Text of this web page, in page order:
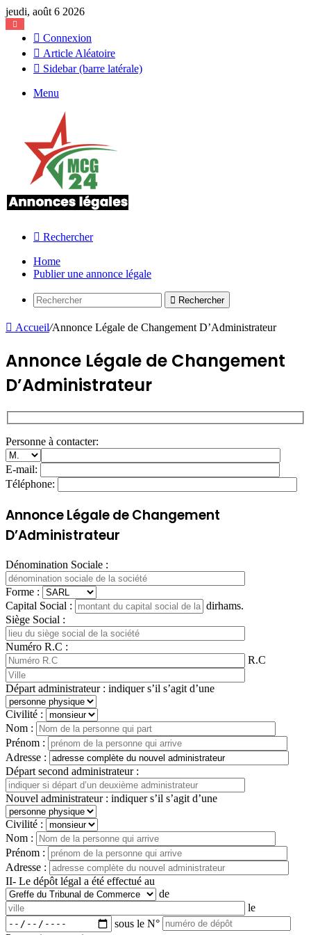
jeudi, août 6 2026
Connexion
Article Aléatoire
Sidebar (barre latérale)
Menu
Rechercher
Home
Publier une annonce légale
Rechercher
Accueil/Annonce Légale de Changement D’Administrateur
Annonce Légale de Changement
D’Administrateur
Personne à contacter:
E-mail:
Téléphone:
Annonce Légale de Changement
D’Administrateur
Dénomination Sociale :
Forme :
Capital Social :
dirhams.
Siège Social :
Numéro R.C :
R.C
Départ administrateur : indiquer s’il s’agit d’une
Civilité :
Nom :
Prénom :
Adresse :
Départ second administrateur :
Nouvel administrateur : indiquer s’il s’agit d’une
Civilité :
Nom :
Prénom :
Adresse :
II- Le dépôt légal a été effectué au
de
le
sous le N°